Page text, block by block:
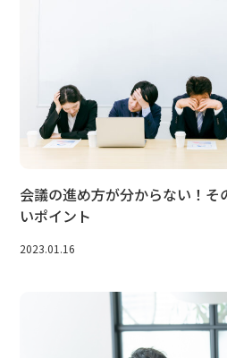
会議の進め方が分からない！そ
いポイント
2023.01.16